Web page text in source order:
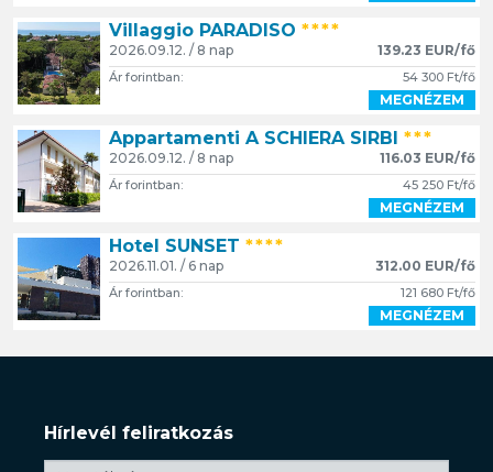
Villaggio PARADISO ****
2026.09.12. / 8 nap 139.23 EUR/fő
Ár forintban: 54 300 Ft/fő
MEGNÉZEM
Appartamenti A SCHIERA SIRBI ***
2026.09.12. / 8 nap 116.03 EUR/fő
Ár forintban: 45 250 Ft/fő
MEGNÉZEM
Hotel SUNSET ****
2026.11.01. / 6 nap 312.00 EUR/fő
Ár forintban: 121 680 Ft/fő
MEGNÉZEM
Hírlevél feliratkozás